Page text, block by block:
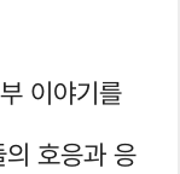
이야기를
호응과 응